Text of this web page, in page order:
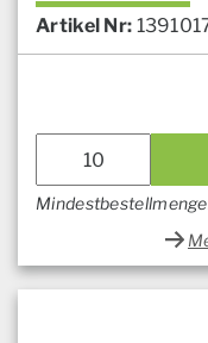
Artikel Nr: